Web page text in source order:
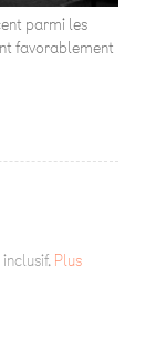
parmi les
favorablement
Plus